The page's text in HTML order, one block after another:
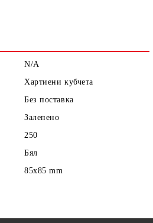
N/A
Хартиени кубчета
Без поставка
Залепено
250
Бял
85x85 mm